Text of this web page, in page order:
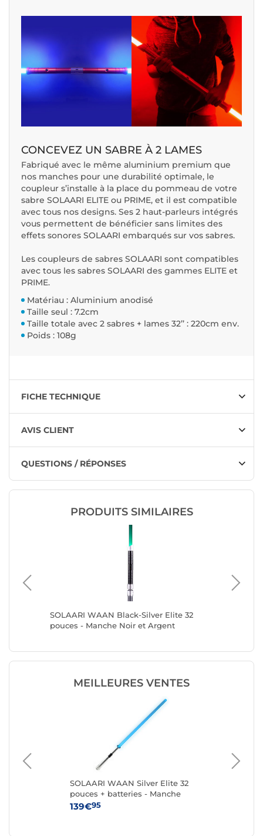
CONCEVEZ UN SABRE À 2 LAMES
Fabriqué avec le même aluminium premium que
nos manches pour une durabilité optimale, le
coupleur s’installe à la place du pommeau de votre
sabre SOLAARI ELITE ou PRIME, et il est compatible
avec tous nos designs. Ses 2 haut-parleurs intégrés
vous permettent de bénéficier sans limites des
effets sonores SOLAARI embarqués sur vos sabres.
Les coupleurs de sabres SOLAARI sont compatibles
avec tous les sabres SOLAARI des gammes ELITE et
PRIME.
Matériau : Aluminium anodisé
Taille seul : 7.2cm
Taille totale avec 2 sabres + lames 32’’ : 220cm env.
Poids : 108g
FICHE TECHNIQUE
AVIS CLIENT
QUESTIONS / RÉPONSES
PRODUITS SIMILAIRES
SOLAARI WAAN Black-Silver Elite 32
pouces - Manche Noir et Argent
MEILLEURES VENTES
SOLAARI WAAN Silver Elite 32
pouces + batteries - Manche
Argent
139€95